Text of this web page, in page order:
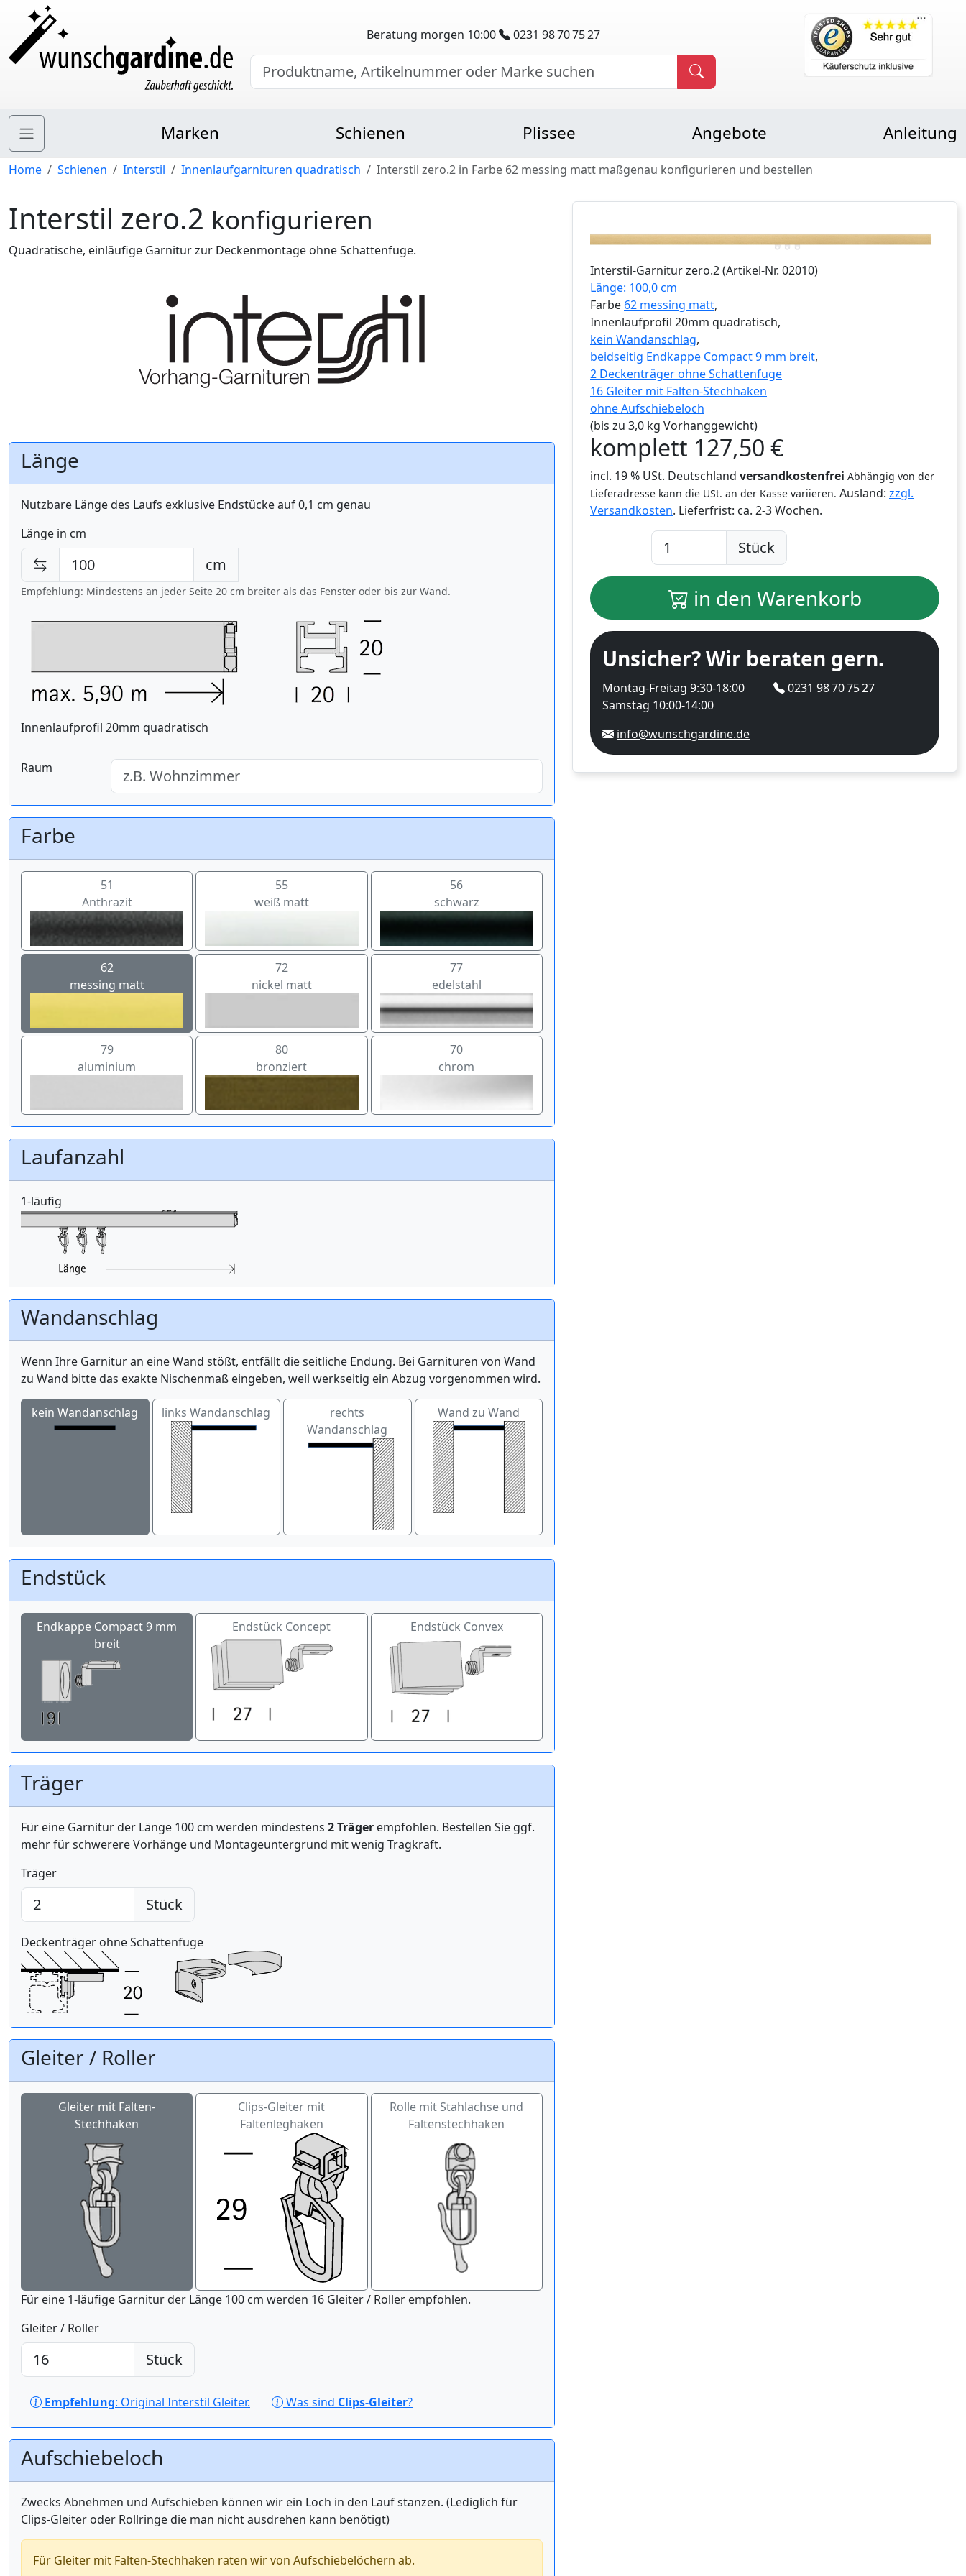
Beratung morgen 10:00 0231 98 70 75 27
Marken Schienen Plissee Angebote Anleitung
Home Schienen Interstil Innenlaufgarnituren quadratisch Interstil zero.2 in Farbe 62 messing matt maßgenau konfigurieren und bestellen
Interstil zero.2 konfigurieren
Quadratische, einläufige Garnitur zur Deckenmontage ohne Schattenfuge.
Länge
Nutzbare Länge des Laufs exklusive Endstücke auf 0,1 cm genau
Länge in cm
cm
Empfehlung: Mindestens an jeder Seite 20 cm breiter als das Fenster oder bis zur Wand.
Innenlaufprofil 20mm quadratisch
Raum
Farbe
51
Anthrazit
55
weiß matt
56
schwarz
62
messing matt
72
nickel matt
77
edelstahl
79
aluminium
80
bronziert
70
chrom
Laufanzahl
1-läufig
Wandanschlag
Wenn Ihre Garnitur an eine Wand stößt, entfällt die seitliche Endung. Bei Garnituren von Wand
zu Wand bitte das exakte Nischenmaß eingeben, weil werkseitig ein Abzug vorgenommen wird.
kein Wandanschlag links Wandanschlag
rechts
Wandanschlag
Wand zu Wand
Endstück
Endkappe Compact 9 mm
breit
Endstück Concept Endstück Convex
Träger
Für eine Garnitur der Länge 100 cm werden mindestens 2 Träger empfohlen. Bestellen Sie ggf.
mehr für schwerere Vorhänge und Montageuntergrund mit wenig Tragkraft.
Träger
Stück
Deckenträger ohne Schattenfuge
Gleiter / Roller
Gleiter mit Falten-
Stechhaken
Clips-Gleiter mit
Faltenleghaken
Rolle mit Stahlachse und
Faltenstechhaken
Für eine 1-läufige Garnitur der Länge 100 cm werden 16 Gleiter / Roller empfohlen.
Gleiter / Roller
Stück
Empfehlung: Original Interstil Gleiter. Was sind Clips-Gleiter?
Aufschiebeloch
Zwecks Abnehmen und Aufschieben können wir ein Loch in den Lauf stanzen. (Lediglich für
Clips-Gleiter oder Rollringe die man nicht ausdrehen kann benötigt)
Für Gleiter mit Falten-Stechhaken raten wir von Aufschiebelöchern ab.
Interstil-Garniturzero.2(Artikel-Nr. 02010)
Länge: 100,0 cm
Farbe 62 messing matt,
Innenlaufprofil 20mm quadratisch,
kein Wandanschlag,
beidseitig Endkappe Compact 9 mm breit,
2 Deckenträger ohne Schattenfuge
16 Gleiter mit Falten-Stechhaken
ohne Aufschiebeloch
(bis zu 3,0 kg Vorhanggewicht)
komplett 127,50 €
incl. 19 % USt. Deutschland versandkostenfrei Abhängig von der
Lieferadresse kann die USt. an der Kasse variieren. Ausland: zzgl.
Versandkosten. Lieferfrist: ca. 2-3 Wochen.
Stück
in den Warenkorb
Unsicher? Wir beraten gern.
Montag-Freitag 9:30-18:00
Samstag 10:00-14:00
0231 98 70 75 27
info@wunschgardine.de